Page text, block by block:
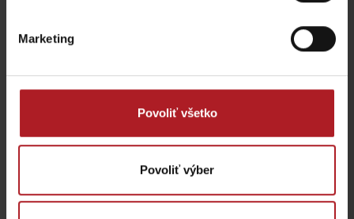
Marketing
Povoliť všetko
Povoliť výber
zabavia deti a oddýchnu
Jasná
stromami vyrástli
Iné lokality